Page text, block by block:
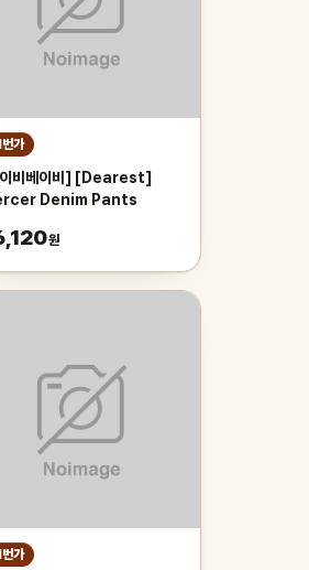
번가
비베이비] [Dearest]
Denim Pants
원
번가